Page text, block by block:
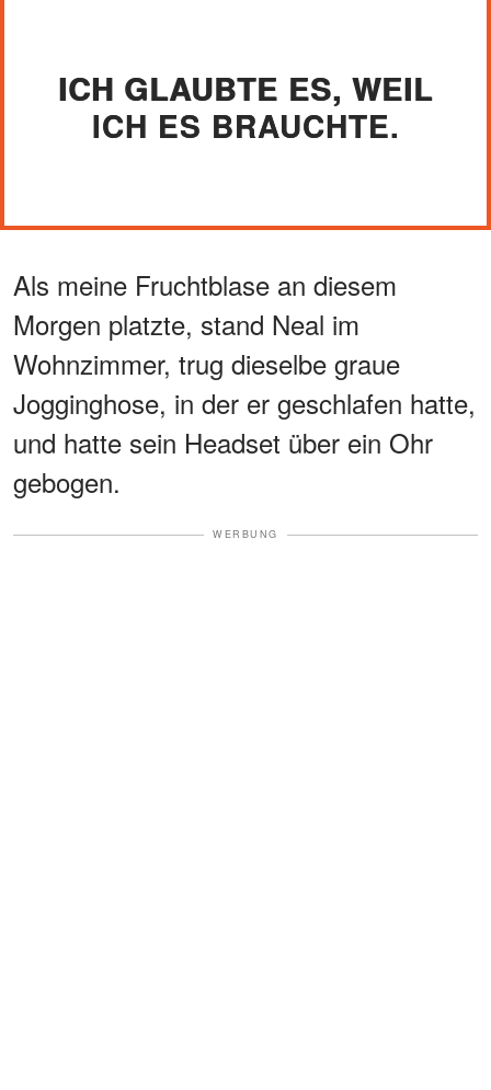
ICH GLAUBTE ES, WEIL
ICH ES BRAUCHTE.
Als meine Fruchtblase an diesem
Morgen platzte, stand Neal im
Wohnzimmer, trug dieselbe graue
Jogginghose, in der er geschlafen hatte,
und hatte sein Headset über ein Ohr
gebogen.
WERBUNG